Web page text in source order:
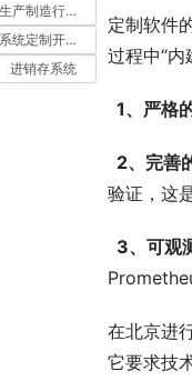
定制软件
过程中“内
1、严格
2、完善
验证，这
3、可观
在北京进
它要求技
生产制造行业案例
系统定制开发案例
进销存系统